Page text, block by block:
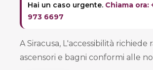
Hai un caso urgente. Chiama ora:
973 6697
A Siracusa, L'accessibilità richiede
ascensori e bagni conformi alle